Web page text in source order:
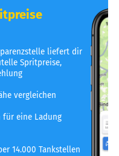
liefert dir
Spritpreise,
vergleichen
für eine Ladung
14.000 Tankstellen